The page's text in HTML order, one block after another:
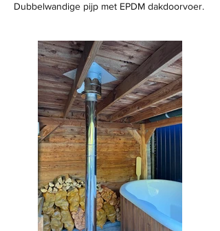
Dubbelwandige pijp met EPDM dakdoorvoer.